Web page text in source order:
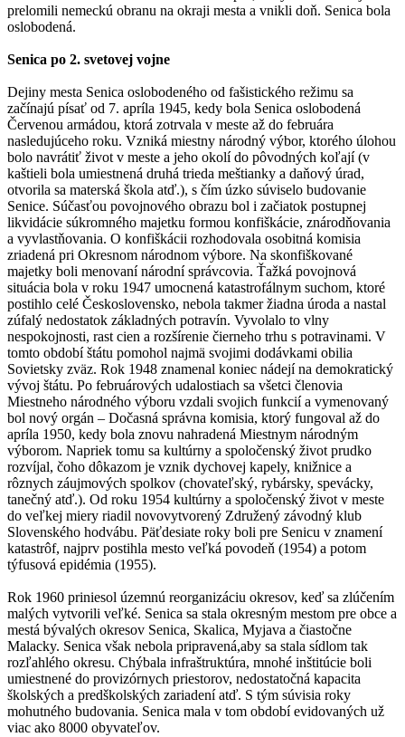
prelomili nemeckú obranu na okraji mesta a vnikli doň. Senica bola
oslobodená.
Senica po 2. svetovej vojne
Dejiny mesta Senica oslobodeného od fašistického režimu sa
začínajú písať od 7. apríla 1945, kedy bola Senica oslobodená
Červenou armádou, ktorá zotrvala v meste až do februára
nasledujúceho roku. Vzniká miestny národný výbor, ktorého úlohou
bolo navrátiť život v meste a jeho okolí do pôvodných koľají (v
kaštieli bola umiestnená druhá trieda meštianky a daňový úrad,
otvorila sa materská škola atď.), s čím úzko súviselo budovanie
Senice. Súčasťou povojnového obrazu bol i začiatok postupnej
likvidácie súkromného majetku formou konfiškácie, znárodňovania
a vyvlastňovania. O konfiškácii rozhodovala osobitná komisia
zriadená pri Okresnom národnom výbore. Na skonfiškované
majetky boli menovaní národní správcovia. Ťažká povojnová
situácia bola v roku 1947 umocnená katastrofálnym suchom, ktoré
postihlo celé Československo, nebola takmer žiadna úroda a nastal
zúfalý nedostatok základných potravín. Vyvolalo to vlny
nespokojnosti, rast cien a rozšírenie čierneho trhu s potravinami. V
tomto období štátu pomohol najmä svojimi dodávkami obilia
Sovietsky zväz. Rok 1948 znamenal koniec nádejí na demokratický
vývoj štátu. Po februárových udalostiach sa všetci členovia
Miestneho národného výboru vzdali svojich funkcií a vymenovaný
bol nový orgán – Dočasná správna komisia, ktorý fungoval až do
apríla 1950, kedy bola znovu nahradená Miestnym národným
výborom. Napriek tomu sa kultúrny a spoločenský život prudko
rozvíjal, čoho dôkazom je vznik dychovej kapely, knižnice a
rôznych záujmových spolkov (chovateľský, rybársky, spevácky,
tanečný atď.). Od roku 1954 kultúrny a spoločenský život v meste
do veľkej miery riadil novovytvorený Združený závodný klub
Slovenského hodvábu. Päťdesiate roky boli pre Senicu v znamení
katastrôf, najprv postihla mesto veľká povodeň (1954) a potom
týfusová epidémia (1955).
Rok 1960 priniesol územnú reorganizáciu okresov, keď sa zlúčením
malých vytvorili veľké. Senica sa stala okresným mestom pre obce a
mestá bývalých okresov Senica, Skalica, Myjava a čiastočne
Malacky. Senica však nebola pripravená,aby sa stala sídlom tak
rozľahlého okresu. Chýbala infraštruktúra, mnohé inštitúcie boli
umiestnené do provizórnych priestorov, nedostatočná kapacita
školských a predškolských zariadení atď. S tým súvisia roky
mohutného budovania. Senica mala v tom období evidovaných už
viac ako 8000 obyvateľov.